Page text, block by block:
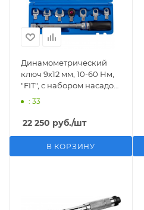
Динамометрический
ключ 9х12 мм, 10-60 Нм,
"FIT", с набором насадок
10-17 мм, кейс KING
: 33
22 250 руб./шт
В КОРЗИНУ